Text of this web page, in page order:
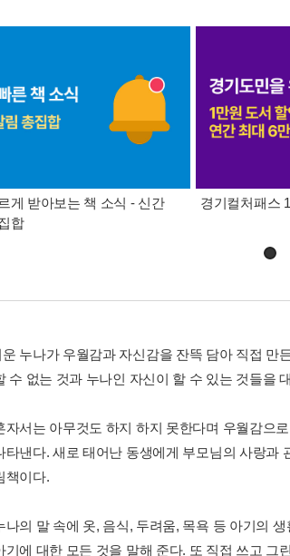
게 받아보는 책 소식 - 신간
합
경기컬처패스
누나가 우월감과 자신감을 잔뜩 담아 직접 만
수 없는 것과 누나인 자신이 할 수 있는 것들을
자서는 아무것도 하지 하지 못한다며 우월감으
타낸다. 새로 태어난 동생에게 부모님의 사랑과
책이다.
나의 말 속에 옷, 음식, 두려움, 목욕 등 아기의
기에 대한 모든 것을 말해 준다. 또 직접 쓰고 그